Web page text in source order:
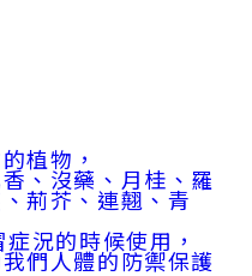
植物，
、沒藥、月桂、羅
荊芥、連翹、青
況的時候使用，
們人體的防禦保護